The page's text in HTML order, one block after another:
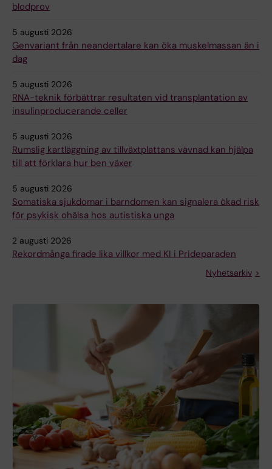
blodprov
5 augusti 2026
Genvariant från neandertalare kan öka muskelmassan än i
dag
5 augusti 2026
RNA-teknik förbättrar resultaten vid transplantation av
insulinproducerande celler
5 augusti 2026
Rumslig kartläggning av tillväxtplattans vävnad kan hjälpa
till att förklara hur ben växer
5 augusti 2026
Somatiska sjukdomar i barndomen kan signalera ökad risk
för psykisk ohälsa hos autistiska unga
2 augusti 2026
Rekordmånga firade lika villkor med KI i Prideparaden
Nyhetsarkiv